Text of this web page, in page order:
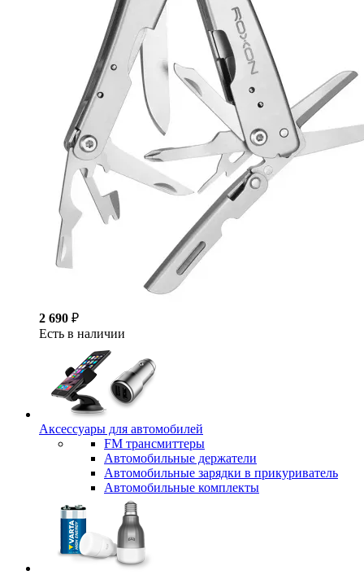
2 690 ₽
Есть в наличии
Аксессуары для автомобилей
FM трансмиттеры
Автомобильные держатели
Автомобильные зарядки в прикуриватель
Автомобильные комплекты